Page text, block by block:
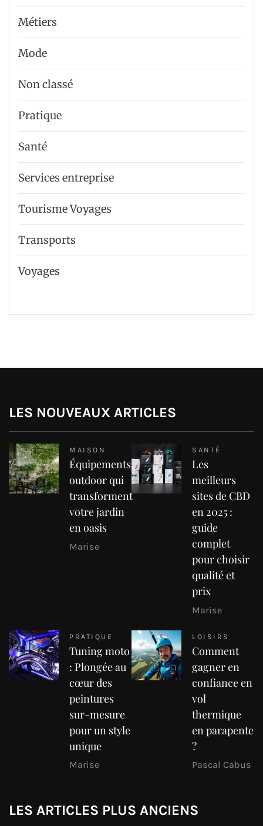
Métiers
Mode
Non classé
Pratique
Santé
Services entreprise
Tourisme Voyages
Transports
Voyages
LES NOUVEAUX ARTICLES
MAISON
Équipements
outdoor qui
transforment
votre jardin
en oasis
Marise
SANTÉ
Les
meilleurs
sites de CBD
en 2025 :
guide
complet
pour choisir
qualité et
prix
Marise
PRATIQUE
Tuning moto
: Plongée au
cœur des
peintures
sur-mesure
pour un style
unique
Marise
LOISIRS
Comment
gagner en
confiance en
vol
thermique
en parapente
?
Pascal Cabus
LES ARTICLES PLUS ANCIENS